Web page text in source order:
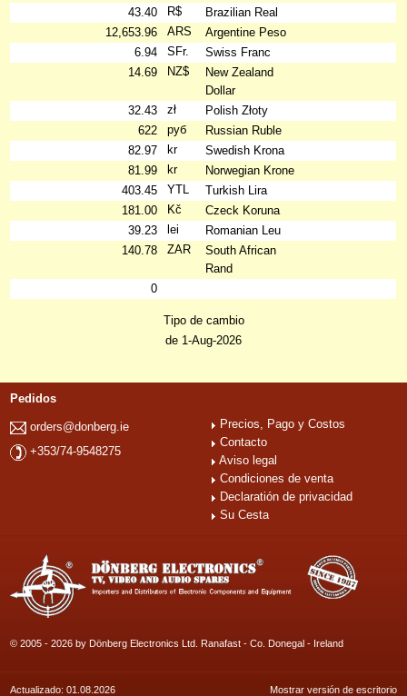
43.40
R$
Brazilian Real
12,653.96
ARS
Argentine Peso
6.94
SFr.
Swiss Franc
14.69
NZ$
New Zealand
Dollar
32.43
zł
Polish Złoty
622
руб
Russian Ruble
82.97
kr
Swedish Krona
81.99
kr
Norwegian Krone
403.45
YTL
Turkish Lira
181.00
Kč
Czeck Koruna
39.23
lei
Romanian Leu
140.78
ZAR
South African
Rand
0
Tipo de cambio
de 1-Aug-2026
Pedidos
orders@donberg.ie
+353/74-9548275
Precios, Pago y Costos
Contacto
Aviso legal
Condiciones de venta
Declaratión de privacidad
Su Cesta
© 2005 - 2026 by Dönberg Electronics Ltd. Ranafast - Co. Donegal - Ireland
Actualizado: 01.08.2026 Mostrar versión de escritorio